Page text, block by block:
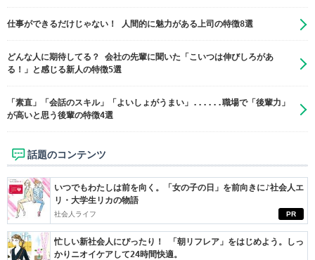
仕事ができるだけじゃない！ 人間的に魅力がある上司の特徴8選
どんな人に期待してる？ 会社の先輩に聞いた「こいつは伸びしろがあ
る！」と感じる新人の特徴5選
「素直」「会話のスキル」「よいしょがうまい」......職場で「後輩力」
が高いと思う後輩の特徴4選
話題のコンテンツ
PR
いつでもわたしは前を向く。「女の子の日」を前向きに♪社会人エ
リ・大学生リカの物語
社会人ライフ
忙しい新社会人にぴったり！ 「朝リフレア」をはじめよう。しっ
かりニオイケアして24時間快適。